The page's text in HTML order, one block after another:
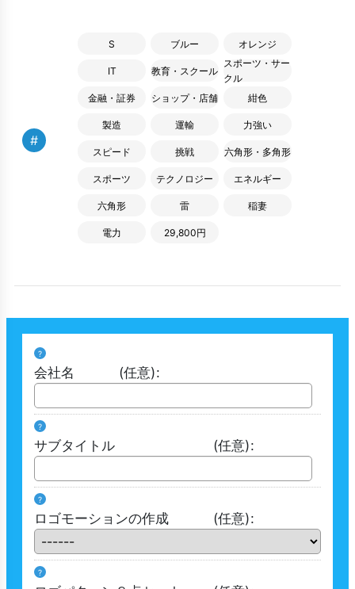
#
S ブルー オレンジ
IT 教育・スクール
スポーツ・サー
クル
金融・証券
ショップ・店舗 紺色
製造 運輸 力強い
スピード 挑戦 六角形・多角形
スポーツ テクノロジー エネルギー
六角形 雷 稲妻
電力 29,800円
?
会社名 (任意):
?
サブタイトル (任意):
?
ロゴモーションの作成 (任意):
?